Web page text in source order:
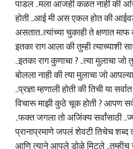
पाडल ..मला आजही कळत नाही की
होती ..आई मी अस एकल होत की
असतात..त्यांच्या चुकाही ते क्षणात
इतका राग आला की तुम्ही त्याच्याशी
..इतका राग कुणाचा ? ..त्या मुलाचा
बोलला नाही की त्या मुलाचा जो
..प्रज्ञा म्हणाली होती की तिची या
विचारू माझी कुठे चूक होती ? आपण
..फक्त जगला तो अजिंक्य सर्वांसाठी
प्रानाप्रमाणे जपलं शेवटी तिचेच शब्द